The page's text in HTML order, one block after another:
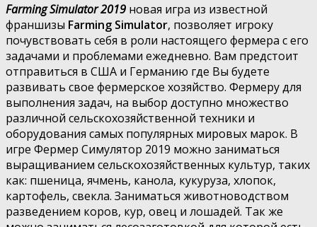
Farming Simulator 2019 новая игра из известной
франшизы Farming Simulator, позволяет игроку
почувствовать себя в роли настоящего фермера с его
задачами и проблемами ежедневно. Вам предстоит
отправиться в США и Германию где Вы будете
развивать свое фермерское хозяйство. Фермеру для
выполнения задач, на выбор доступно множество
различной сельскохозяйственной техники и
оборудования самых популярных мировых марок. В
игре Фермер Симулятор 2019 можно заниматься
выращиванием сельскохозяйственных культур, таких
как: пшеница, ячмень, канола, кукуруза, хлопок,
картофель, свекла. Заниматься животноводством
разведением коров, кур, овец и лошадей. Так же